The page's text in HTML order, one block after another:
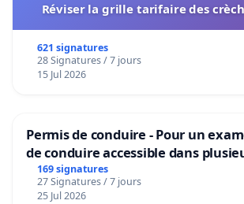
Réviser la grille tarifaire des
621 signatures
28 Signatures / 7 jours
15 Jul 2026
Permis de conduire - Pour un
de conduire accessible dans
Bruxelles
169 signatures
27 Signatures / 7 jours
25 Jul 2026